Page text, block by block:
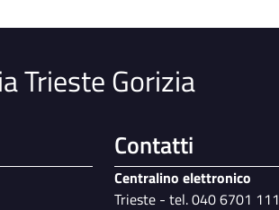
Trieste Gorizia
Contatti
Centralino elettronico
Trieste - tel. 040 6701 111